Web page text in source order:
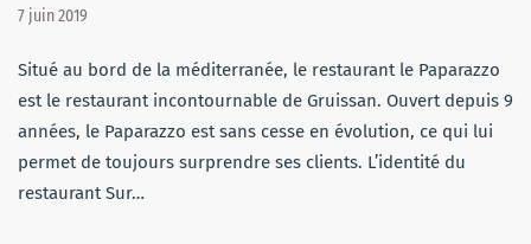
7 juin 2019
Situé au bord de la méditerranée, le restaurant le Paparazzo
est le restaurant incontournable de Gruissan. Ouvert depuis 9
années, le Paparazzo est sans cesse en évolution, ce qui lui
permet de toujours surprendre ses clients. L’identité du
restaurant Sur…